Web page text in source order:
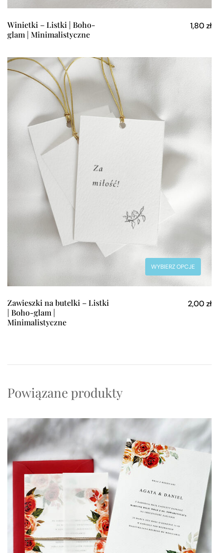
Winietki – Listki | Boho-
glam | Minimalistyczne
1,80zł
WYBIERZ OPCJE
Zawieszki na butelki – Listki
| Boho-glam |
Minimalistyczne
2,00zł
Powiązane produkty